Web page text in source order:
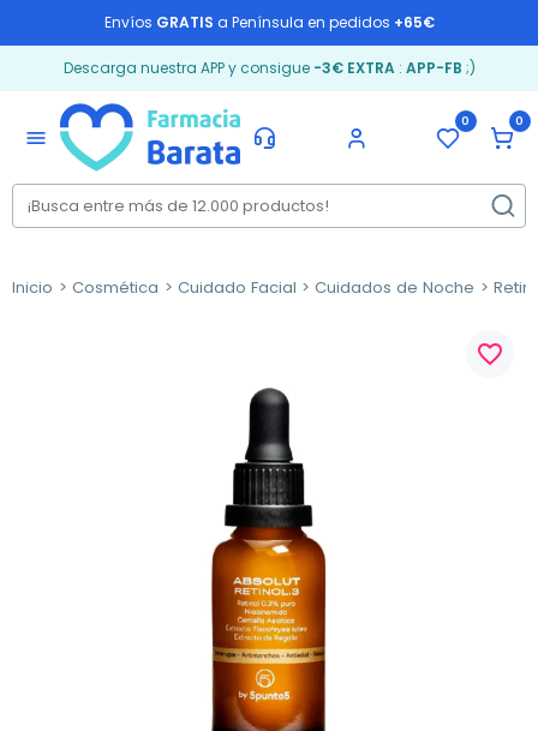
Envíos GRATIS a Península en pedidos +65€
Descarga nuestra APP y consigue -3€ EXTRA: APP-FB ;)
menu
0 0
Inicio Cosmética Cuidado Facial Cuidados de Noche
favorite_border